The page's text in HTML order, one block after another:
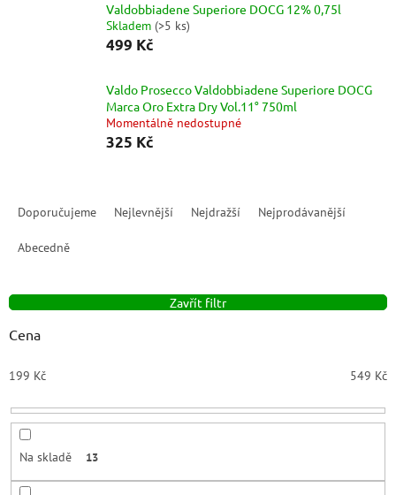
Valdobbiadene Superiore DOCG 12% 0,75l
Skladem (>5 ks)
499 Kč
Valdo Prosecco Valdobbiadene Superiore DOCG
Marca Oro Extra Dry Vol.11° 750ml
Momentálně nedostupné
325 Kč
p
r
o
d
u
k
t
Doporučujeme Nejlevnější Nejdražší Nejprodávanější
Abecedně
Zavřít filtr
Cena
199 Kč 549 Kč
Na skladě 13